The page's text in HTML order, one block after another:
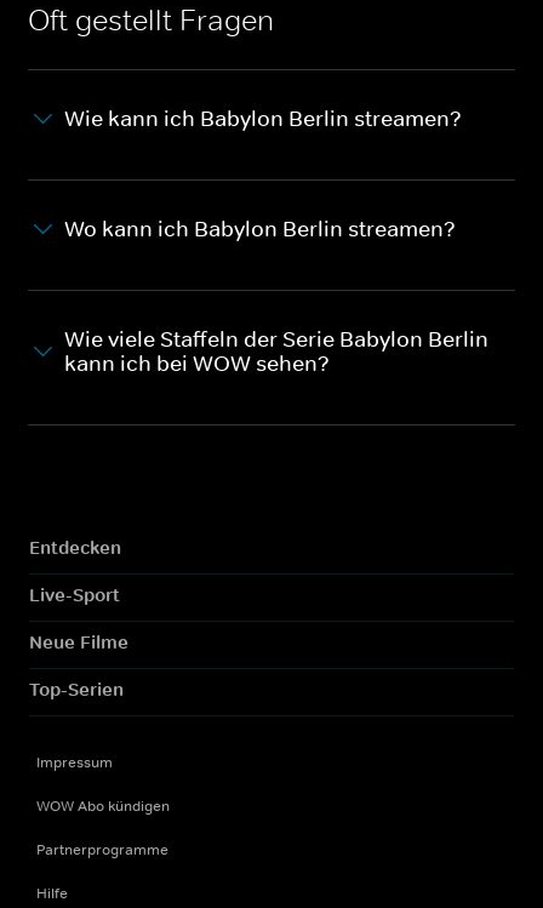
Oft gestellt Fragen
Wie kann ich Babylon Berlin streamen?
Wo kann ich Babylon Berlin streamen?
Wie viele Staffeln der Serie Babylon Berlin
kann ich bei WOW sehen?
Entdecken
Live-Sport
Neue Filme
Top-Serien
Impressum
WOW Abo kündigen
Partnerprogramme
Hilfe